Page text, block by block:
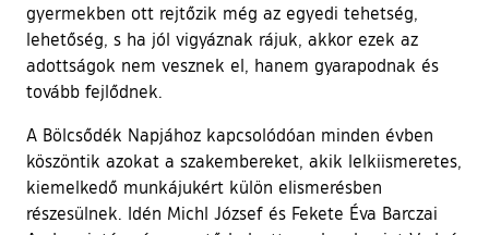
gyermekben ott rejtőzik még az egyedi tehetség,
lehetőség, s ha jól vigyáznak rájuk, akkor ezek az
adottságok nem vesznek el, hanem gyarapodnak és
tovább fejlődnek.
A Bölcsődék Napjához kapcsolódóan minden évben
köszöntik azokat a szakembereket, akik lelkiismeretes,
kiemelkedő munkájukért külön elismerésben
részesülnek. Idén Michl József és Fekete Éva Barczai